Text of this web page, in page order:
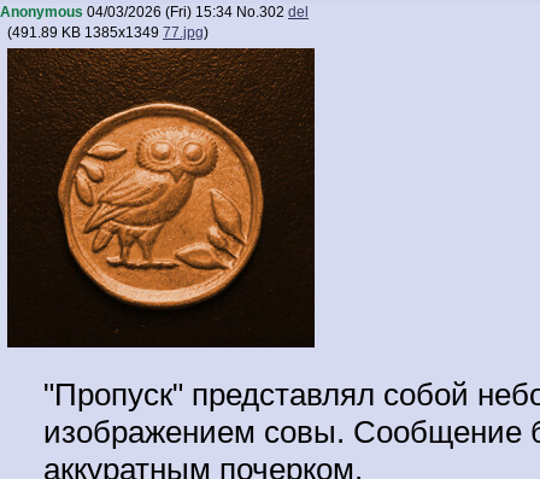
Anonymous 04/03/2026 (Fri) 15:34 No.302 del
(491.89 KB 1385x1349 77.jpg)
"Пропуск" представлял собой
изображением совы. Сообщение
аккуратным почерком.